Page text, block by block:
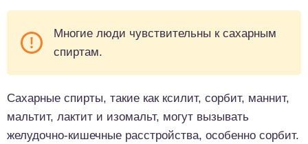
Многие люди чувствительны к сахарным
спиртам.
Сахарные спирты, такие как ксилит, сорбит, маннит,
мальтит, лактит и изомальт, могут вызывать
желудочно-кишечные расстройства, особенно сорбит.